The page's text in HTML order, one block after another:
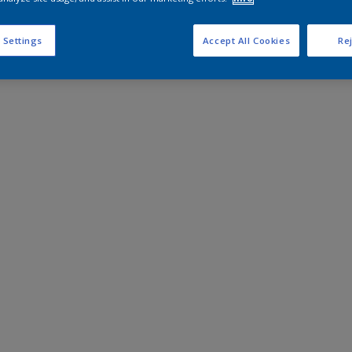
Settings Accept All Cookies